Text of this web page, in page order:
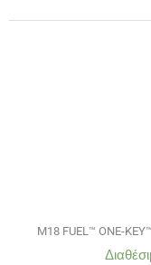
M18 FUEL™ ONE-